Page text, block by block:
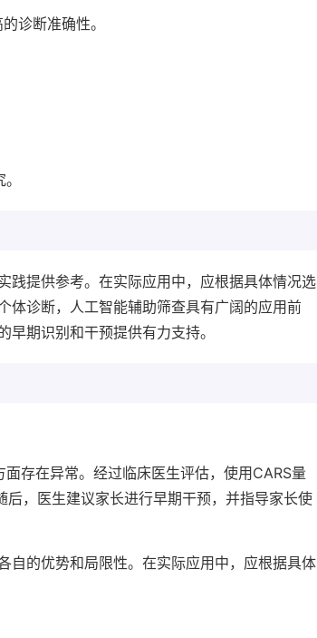
诊断准确性。
践提供参考。在实际应用中，应根据具体情况选
体诊断，人工智能辅助筛查具有广阔的应用前
期识别和干预提供有力支持。
存在异常。经过临床医生评估，使用CARS量
，医生建议家长进行早期干预，并指导家长使
自的优势和局限性。在实际应用中，应根据具体